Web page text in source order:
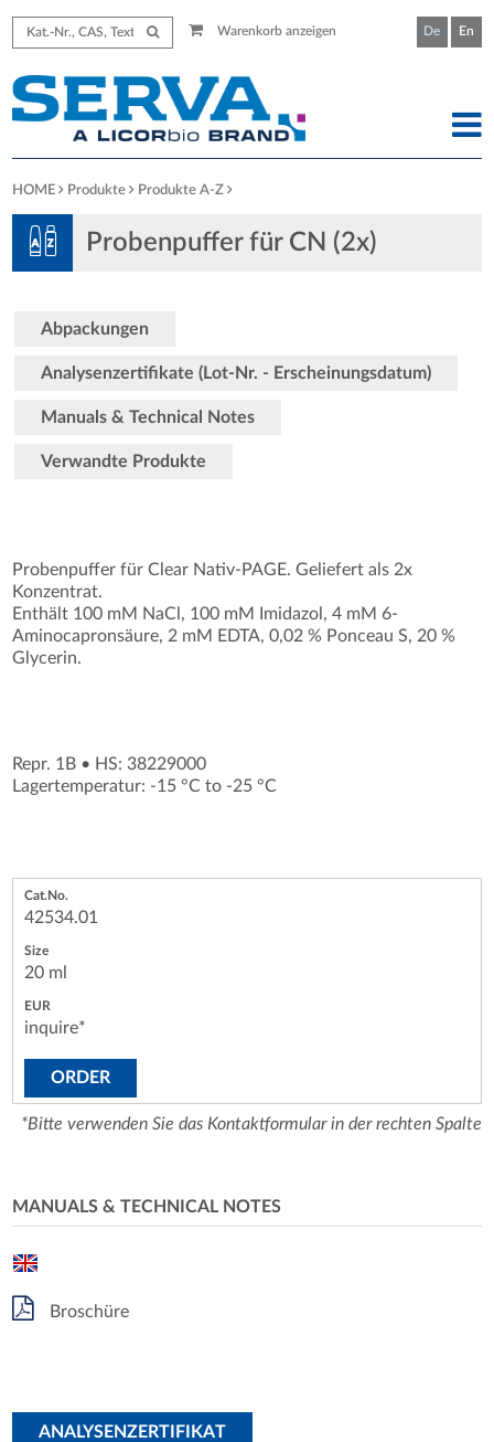
Warenkorb anzeigen De En
HOME Produkte Produkte A-Z
Probenpuffer für CN (2x)
Abpackungen
Analysenzertifikate (Lot-Nr. - Erscheinungsdatum)
Manuals & Technical Notes
Verwandte Produkte
Probenpuffer für Clear Nativ-PAGE. Geliefert als 2x
Konzentrat.
Enthält 100 mM NaCl, 100 mM Imidazol, 4 mM 6-
Aminocapronsäure, 2 mM EDTA, 0,02 % Ponceau S, 20 %
Glycerin.
Repr. 1B • HS: 38229000
Lagertemperatur: -15 °C to -25 °C
42534.01
20 ml
inquire*
ORDER
*Bitte verwenden Sie das Kontaktformular in der rechten Spalte
MANUALS & TECHNICAL NOTES
Broschüre
ANALYSENZERTIFIKAT